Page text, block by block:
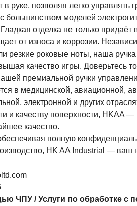
руке, позволяя легко управлять
большинством моделей
отделка не только
от износа и коррозии.
резкие роковые ноты, наша
качество игры. Доверьтесь
премиальной ручки
в медицинской, авиационной,
электронной и других
и качеству поверхности,
качество.
полную
HK AA Industrial — ваш
ЧПУ / Услуги по обработке